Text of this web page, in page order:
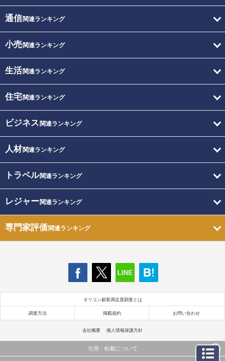
通信関連ランキング
小売関連ランキング
生活関連ランキング
住宅関連ランキング
ビジネス 関連ランキング
人材関連ランキング
トラベル関連ランキング
レジャー関連ランキング
専門家評価関連ランキング
オリコン顧客満足度調査とは
調査方法 掲載規約 お問い合わせ
会社概要 個人情報保護方針
引用・転載について